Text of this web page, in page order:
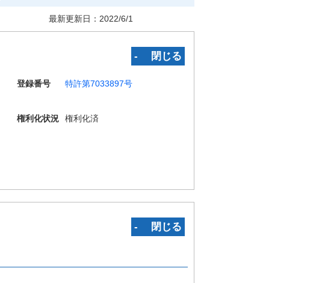
最新更新日： 2022/6/1
‐ 閉じる
登録番号
特許第7033897号
権利化状況
権利化済
‐ 閉じる